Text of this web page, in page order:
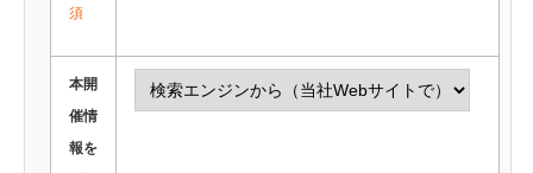
須
本開
催情
報を